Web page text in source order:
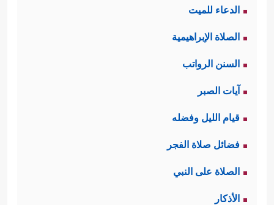
الدعاء للميت
الصلاة الإبراهيمية
السنن الرواتب
آيات الصبر
قيام الليل وفضله
فضائل صلاة الفجر
الصلاة على النبي
الأذكار